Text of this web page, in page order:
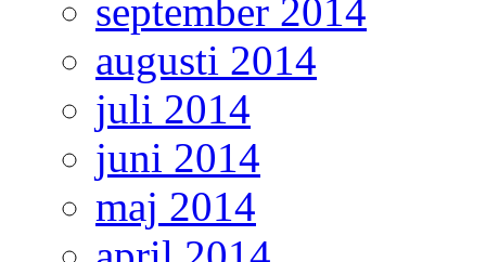
september 2014
augusti 2014
juli 2014
juni 2014
maj 2014